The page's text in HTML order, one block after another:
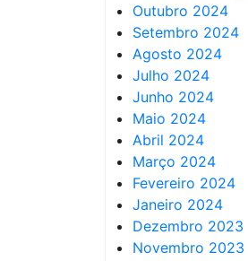
Outubro 2024
Setembro 2024
Agosto 2024
Julho 2024
Junho 2024
Maio 2024
Abril 2024
Março 2024
Fevereiro 2024
Janeiro 2024
Dezembro 2023
Novembro 2023